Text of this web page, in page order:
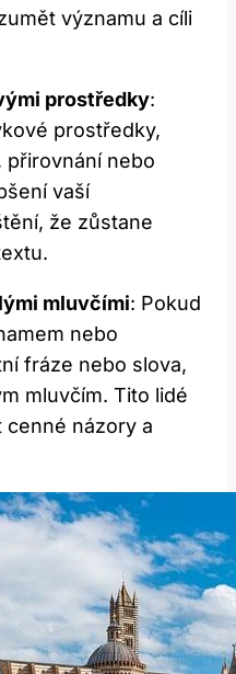
významu a cíli
prostředky:
prostředky,
přirovnání nebo
vaší
že zůstane
mluvčími: Pokud
nebo
fráze nebo slova,
mluvčím. Tito lidé
názory a